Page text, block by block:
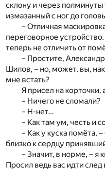
склону и через
измазанный с ног до
– Отличная
переговорное
теперь не отличить от
– Простите,
Шилов, – но, может, вы,
мне встать?
Я присел на корточки,
– Ничего не сломали?
– Н-нет…
– Как там ум, честь и
– Как у куска помёта,
близко к сердцу
– Значит, в норме, – я
Просил ведь вас идти след